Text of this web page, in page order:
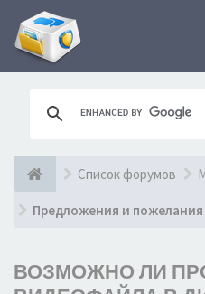
Список форумов
Предложения и пожелания
ВОЗМОЖНО ЛИ